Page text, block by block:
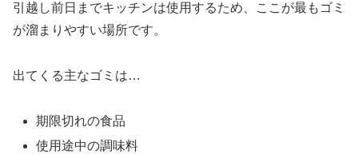
引越し前日までキッチンは使用するため、ここが最もゴミ
が溜まりやすい場所です。
出てくる主なゴミは…
期限切れの食品
使用途中の調味料